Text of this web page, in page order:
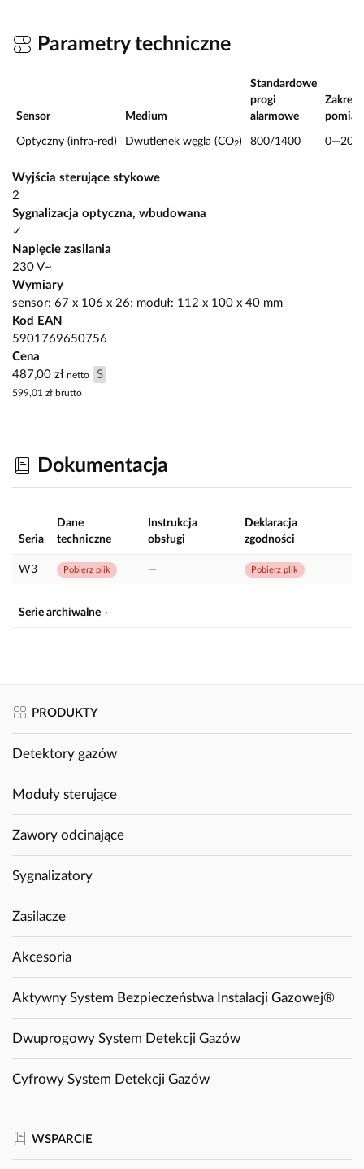
Parametry techniczne
Sensor Medium
Standardowe
progi
alarmowe
Zakres
Optyczny (infra-red) Dwutlenek węgla (CO2) 800/1400
Wyjścia sterujące stykowe
2
Sygnalizacja optyczna, wbudowana
✓
Napięcie zasilania
230 V~
Wymiary
sensor: 67 x 106 x 26; moduł: 112 x 100 x 40 mm
Kod EAN
5901769650756
Cena
487,00 zł netto S
599,01 zł brutto
Dokumentacja
Seria
Dane
techniczne
Instrukcja
obsługi
Deklaracja
zgodności
W3 Pobierz plik — Pobierz plik
Serie archiwalne
PRODUKTY
Detektory gazów
Moduły sterujące
Zawory odcinające
Sygnalizatory
Zasilacze
Akcesoria
Aktywny System Bezpieczeństwa Instalacji Gazowej®
Dwuprogowy System Detekcji Gazów
Cyfrowy System Detekcji Gazów
WSPARCIE